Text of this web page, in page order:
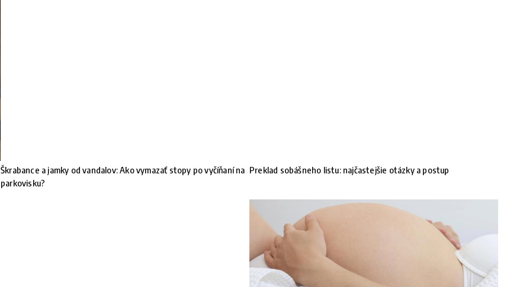
Škrabance a jamky od vandalov: Ako vymazať stopy po vyčíňaní na
parkovisku?
Preklad sobášneho listu: najčastejšie otázky a postup